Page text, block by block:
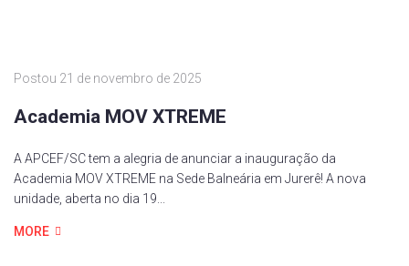
Postou 21 de novembro de 2025
Academia MOV XTREME
A APCEF/SC tem a alegria de anunciar a inauguração da
Academia MOV XTREME na Sede Balneária em Jurerê! A nova
unidade, aberta no dia 19...
MORE